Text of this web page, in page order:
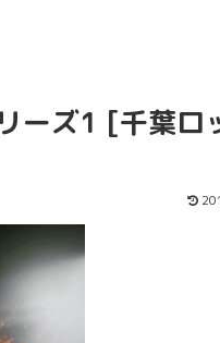
ーズ1 [千葉ロ